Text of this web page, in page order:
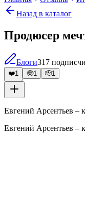
Назад в каталог
Продюсер
Блоги317
❤️1 🤓1 🫡1
Евгений Арсентьев –
Евгений Арсентьев –